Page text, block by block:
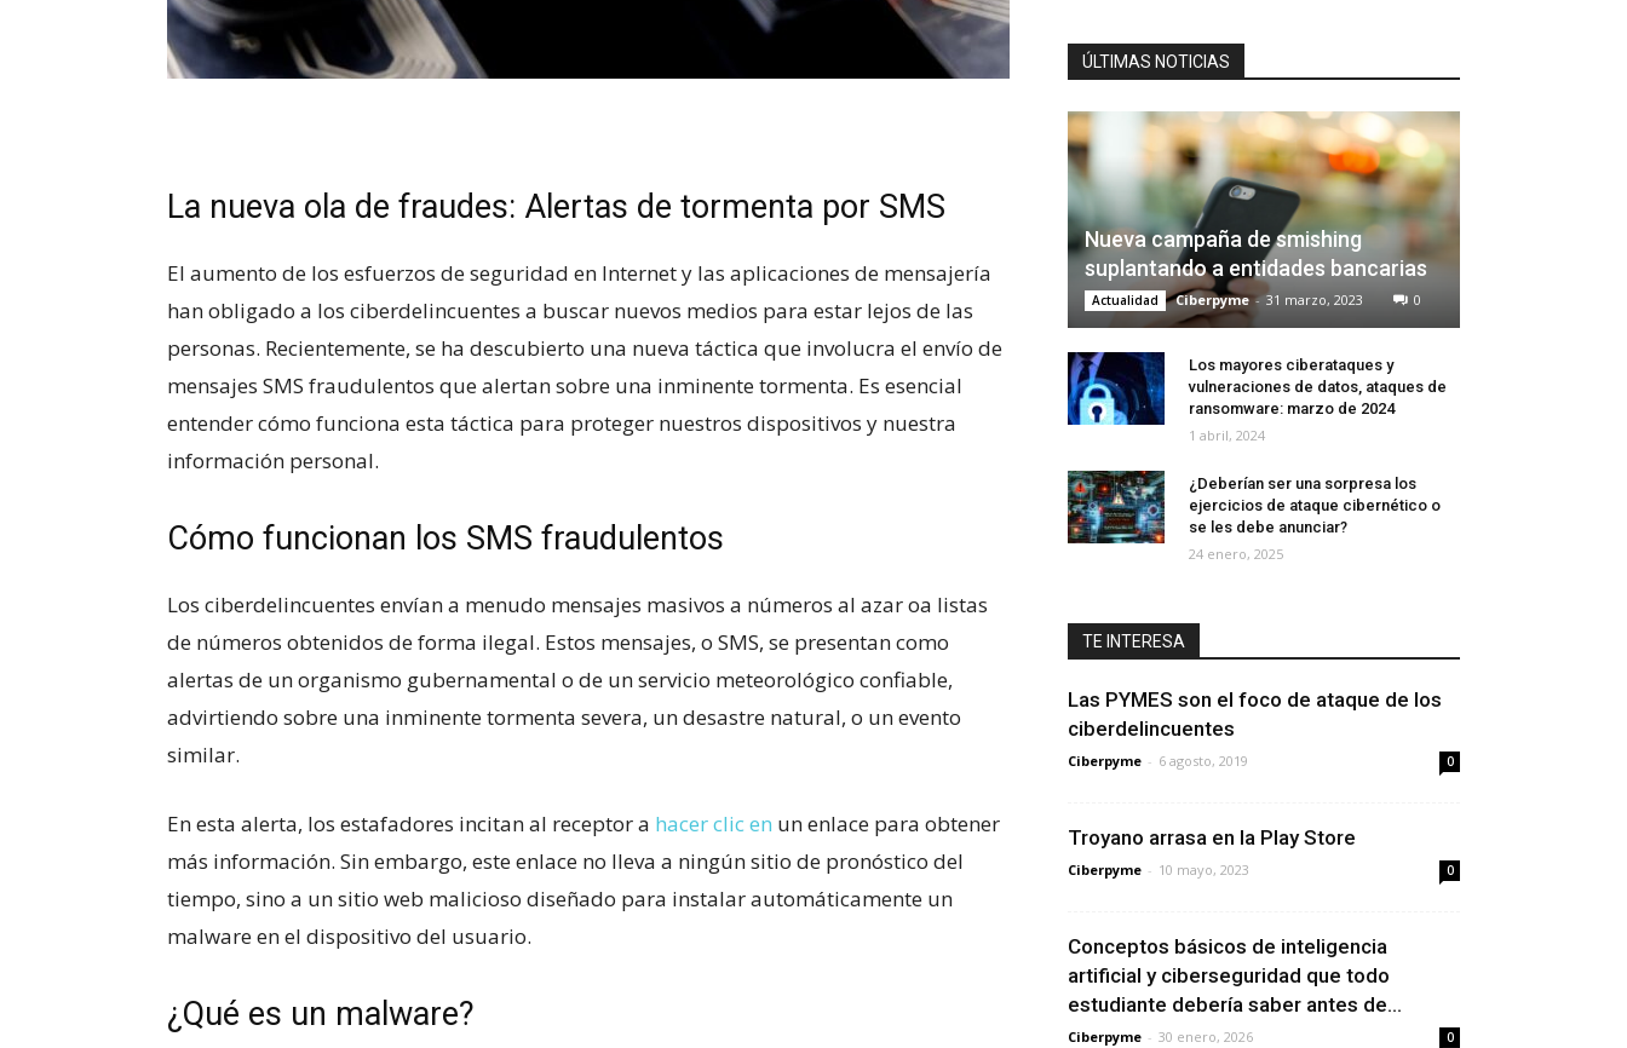
La nueva ola de fraudes: Alertas de tormenta por SMS
El aumento de los esfuerzos de seguridad en Internet y las aplicaciones de mensajería
han obligado a los ciberdelincuentes a buscar nuevos medios para estar lejos de las
personas. Recientemente, se ha descubierto una nueva táctica que involucra el envío de
mensajes SMS fraudulentos que alertan sobre una inminente tormenta. Es esencial
entender cómo funciona esta táctica para proteger nuestros dispositivos y nuestra
información personal.
Cómo funcionan los SMS fraudulentos
Los ciberdelincuentes envían a menudo mensajes masivos a números al azar oa listas
de números obtenidos de forma ilegal. Estos mensajes, o SMS, se presentan como
alertas de un organismo gubernamental o de un servicio meteorológico confiable,
advirtiendo sobre una inminente tormenta severa, un desastre natural, o un evento
similar.
En esta alerta, los estafadores incitan al receptor a hacer clic en un enlace para obtener
más información. Sin embargo, este enlace no lleva a ningún sitio de pronóstico del
tiempo, sino a un sitio web malicioso diseñado para instalar automáticamente un
malware en el dispositivo del usuario.
¿Qué es un malware?
ÚLTIMAS NOTICIAS
Nueva campaña de smishing
suplantando a entidades bancarias
Actualidad Ciberpyme - 31 marzo, 2023 0
Los mayores ciberataques y
vulneraciones de datos, ataques de
ransomware: marzo de 2024
1 abril, 2024
¿Deberían ser una sorpresa los
ejercicios de ataque cibernético o
se les debe anunciar?
24 enero, 2025
TE INTERESA
Las PYMES son el foco de ataque de los
ciberdelincuentes
Ciberpyme - 6 agosto, 2019 0
Troyano arrasa en la Play Store
Ciberpyme - 10 mayo, 2023 0
Conceptos básicos de inteligencia
artificial y ciberseguridad que todo
estudiante debería saber antes de...
Ciberpyme - 30 enero, 2026 0